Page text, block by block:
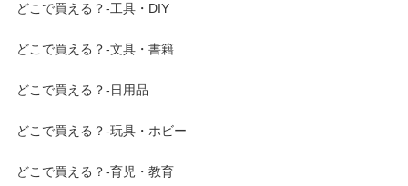
どこで買える？-工具・DIY
どこで買える？-文具・書籍
どこで買える？-日用品
どこで買える？-玩具・ホビー
どこで買える？-育児・教育